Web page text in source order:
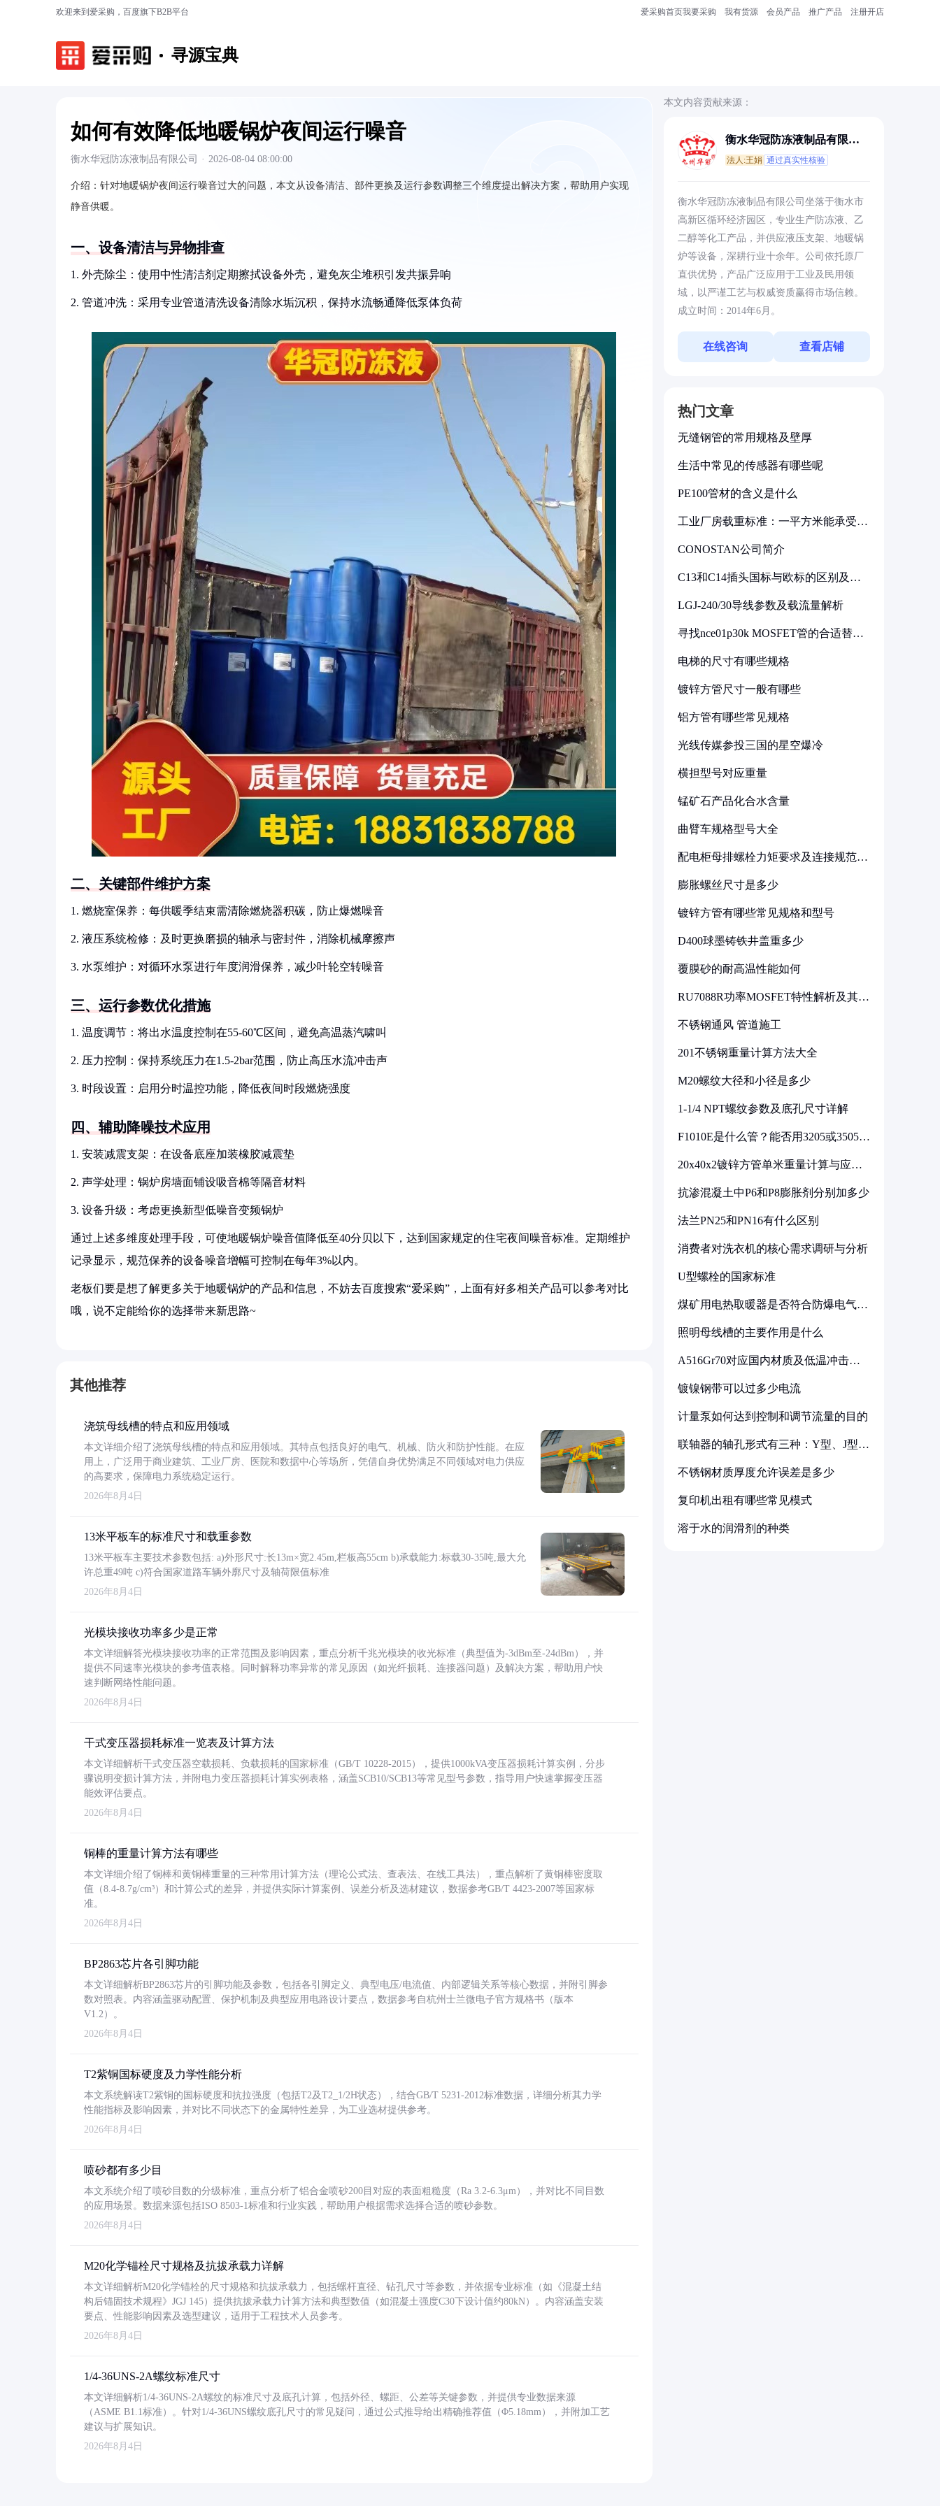
欢迎来到爱采购，百度旗下B2B平台 爱采购首页我要采购 我有货源 会员产品 推广产品 注册开店
寻源宝典
如何有效降低地暖锅炉夜间运行噪音
衡水华冠防冻液制品有限公司 · 2026-08-04 08:00:00
介绍： 针对地暖锅炉夜间运行噪音过大的问题，本文从设备清洁、部件更换及运行参数调整三个维度提出解决方案，帮助用户实现
静音供暖。
一、设备清洁与异物排查
1. 外壳除尘：使用中性清洁剂定期擦拭设备外壳，避免灰尘堆积引发共振异响
2. 管道冲洗：采用专业管道清洗设备清除水垢沉积，保持水流畅通降低泵体负荷
二、关键部件维护方案
1. 燃烧室保养：每供暖季结束需清除燃烧器积碳，防止爆燃噪音
2. 液压系统检修：及时更换磨损的轴承与密封件，消除机械摩擦声
3. 水泵维护：对循环水泵进行年度润滑保养，减少叶轮空转噪音
三、运行参数优化措施
1. 温度调节：将出水温度控制在55-60℃区间，避免高温蒸汽啸叫
2. 压力控制：保持系统压力在1.5-2bar范围，防止高压水流冲击声
3. 时段设置：启用分时温控功能，降低夜间时段燃烧强度
四、辅助降噪技术应用
1. 安装减震支架：在设备底座加装橡胶减震垫
2. 声学处理：锅炉房墙面铺设吸音棉等隔音材料
3. 设备升级：考虑更换新型低噪音变频锅炉
通过上述多维度处理手段，可使地暖锅炉噪音值降低至40分贝以下，达到国家规定的住宅夜间噪音标准。定期维护
记录显示，规范保养的设备噪音增幅可控制在每年3%以内。
老板们要是想了解更多关于地暖锅炉的产品和信息，不妨去百度搜索“爱采购”，上面有好多相关产品可以参考对比
哦，说不定能给你的选择带来新思路~
其他推荐
浇筑母线槽的特点和应用领域
本文详细介绍了浇筑母线槽的特点和应用领域。其特点包括良好的电气、机械、防火和防护性能。在应
用上，广泛用于商业建筑、工业厂房、医院和数据中心等场所，凭借自身优势满足不同领域对电力供应
的高要求，保障电力系统稳定运行。
2026年8月4日
13米平板车的标准尺寸和载重参数
13米平板车主要技术参数包括: a)外形尺寸:长13m×宽2.45m,栏板高55cm b)承载能力:标载30-35吨,最大允
许总重49吨 c)符合国家道路车辆外廓尺寸及轴荷限值标准
2026年8月4日
光模块接收功率多少是正常
本文详细解答光模块接收功率的正常范围及影响因素，重点分析千兆光模块的收光标准（典型值为-3dBm至-24dBm），并
提供不同速率光模块的参考值表格。同时解释功率异常的常见原因（如光纤损耗、连接器问题）及解决方案，帮助用户快
速判断网络性能问题。
2026年8月4日
干式变压器损耗标准一览表及计算方法
本文详细解析干式变压器空载损耗、负载损耗的国家标准（GB/T 10228-2015），提供1000kVA变压器损耗计算实例，分步
骤说明变损计算方法，并附电力变压器损耗计算实例表格，涵盖SCB10/SCB13等常见型号参数，指导用户快速掌握变压器
能效评估要点。
2026年8月4日
铜棒的重量计算方法有哪些
本文详细介绍了铜棒和黄铜棒重量的三种常用计算方法（理论公式法、查表法、在线工具法），重点解析了黄铜棒密度取
值（8.4-8.7g/cm³）和计算公式的差异，并提供实际计算案例、误差分析及选材建议，数据参考GB/T 4423-2007等国家标
准。
2026年8月4日
BP2863芯片各引脚功能
本文详细解析BP2863芯片的引脚功能及参数，包括各引脚定义、典型电压/电流值、内部逻辑关系等核心数据，并附引脚参
数对照表。内容涵盖驱动配置、保护机制及典型应用电路设计要点，数据参考自杭州士兰微电子官方规格书（版本
V1.2）。
2026年8月4日
T2紫铜国标硬度及力学性能分析
本文系统解读T2紫铜的国标硬度和抗拉强度（包括T2及T2_1/2H状态），结合GB/T 5231-2012标准数据，详细分析其力学
性能指标及影响因素，并对比不同状态下的金属特性差异，为工业选材提供参考。
2026年8月4日
喷砂都有多少目
本文系统介绍了喷砂目数的分级标准，重点分析了铝合金喷砂200目对应的表面粗糙度（Ra 3.2-6.3μm），并对比不同目数
的应用场景。数据来源包括ISO 8503-1标准和行业实践，帮助用户根据需求选择合适的喷砂参数。
2026年8月4日
M20化学锚栓尺寸规格及抗拔承载力详解
本文详细解析M20化学锚栓的尺寸规格和抗拔承载力，包括螺杆直径、钻孔尺寸等参数，并依据专业标准（如《混凝土结
构后锚固技术规程》JGJ 145）提供抗拔承载力计算方法和典型数值（如混凝土强度C30下设计值约80kN）。内容涵盖安装
要点、性能影响因素及选型建议，适用于工程技术人员参考。
2026年8月4日
1/4-36UNS-2A螺纹标准尺寸
本文详细解析1/4-36UNS-2A螺纹的标准尺寸及底孔计算，包括外径、螺距、公差等关键参数，并提供专业数据来源
（ASME B1.1标准）。针对1/4-36UNS螺纹底孔尺寸的常见疑问，通过公式推导给出精确推荐值（Φ5.18mm），并附加工艺
建议与扩展知识。
2026年8月4日
本文内容贡献来源：
衡水华冠防冻液制品有限公
法人:王娟 通过真实性核验
衡水华冠防冻液制品有限公司坐落于衡水市
高新区循环经济园区，专业生产防冻液、乙
二醇等化工产品，并供应液压支架、地暖锅
炉等设备，深耕行业十余年。公司依托原厂
直供优势，产品广泛应用于工业及民用领
域，以严谨工艺与权威资质赢得市场信赖。
成立时间：2014年6月。
在线咨询 查看店铺
热门文章
无缝钢管的常用规格及壁厚
生活中常见的传感器有哪些呢
PE100管材的含义是什么
工业厂房载重标准：一平方米能承受多
CONOSTAN公司简介
C13和C14插头国标与欧标的区别及其
LGJ-240/30导线参数及载流量解析
寻找nce01p30k MOSFET管的合适替代
电梯的尺寸有哪些规格
镀锌方管尺寸一般有哪些
铝方管有哪些常见规格
光线传媒参投三国的星空爆冷
横担型号对应重量
锰矿石产品化合水含量
曲臂车规格型号大全
配电柜母排螺栓力矩要求及连接规范详
膨胀螺丝尺寸是多少
镀锌方管有哪些常见规格和型号
D400球墨铸铁井盖重多少
覆膜砂的耐高温性能如何
RU7088R功率MOSFET特性解析及其在
不锈钢通风 管道施工
201不锈钢重量计算方法大全
M20螺纹大径和小径是多少
1-1/4 NPT螺纹参数及底孔尺寸详解
F1010E是什么管？能否用3205或3505代
20x40x2镀锌方管单米重量计算与应用
抗渗混凝土中P6和P8膨胀剂分别加多少
法兰PN25和PN16有什么区别
消费者对洗衣机的核心需求调研与分析
U型螺栓的国家标准
煤矿用电热取暖器是否符合防爆电气设
照明母线槽的主要作用是什么
A516Gr70对应国内材质及低温冲击要
镀镍钢带可以过多少电流
计量泵如何达到控制和调节流量的目的
联轴器的轴孔形式有三种：Y型、J型、
不锈钢材质厚度允许误差是多少
复印机出租有哪些常见模式
溶于水的润滑剂的种类